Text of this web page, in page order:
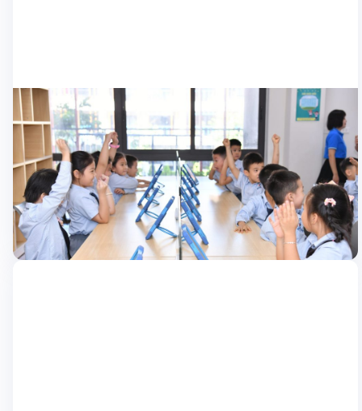
Học sinh
Học sinh trường Sài Đồng thích thú trải
nghiệm thư viện số Nexta eTeacher
Chiều ngày 2/10, học sinh trường Tiểu học Đô thị Sài Gòn Lần
đầu tiên được tham gia vào thư viện số Nexta eTeacher với chủ
đề “Xoay quanh thế giới” và truyện cổ tích “Thành tích cây vú
sữa” với những hoạt động động học tập độc quyền. Thư viện
rộng 250m2 của trường […]
08/10/2024